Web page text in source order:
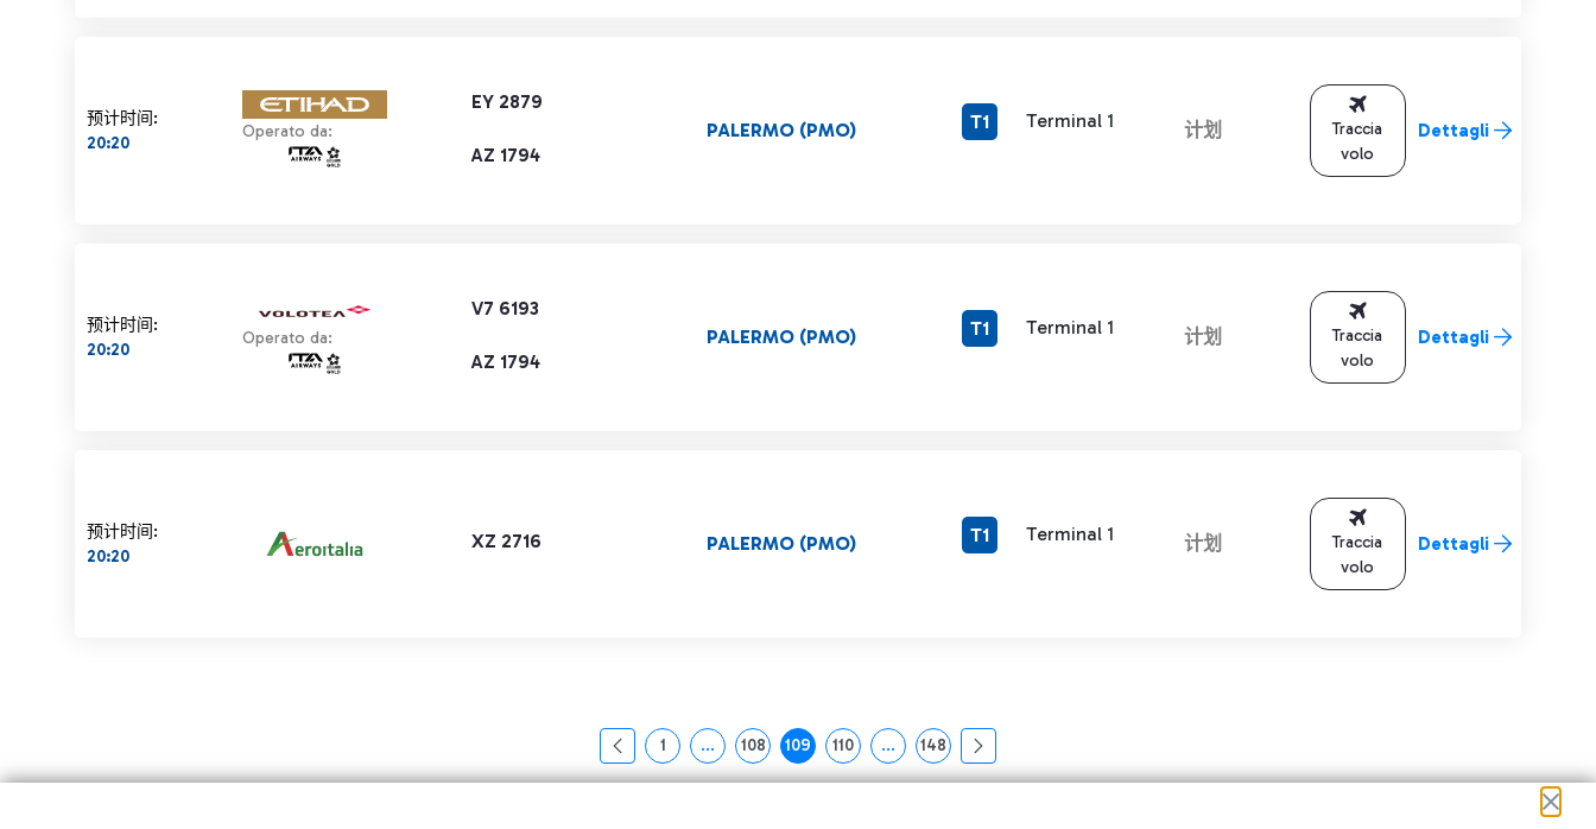
预计时间:
20:20
EY 2879
Operato da:
AZ 1794
PALERMO (PMO) T1 Terminal 1 计划
Traccia
volo
Dettagli
预计时间:
20:20
V7 6193
Operato da:
AZ 1794
PALERMO (PMO) T1 Terminal 1 计划
Traccia
volo
Dettagli
预计时间:
20:20
XZ 2716 PALERMO (PMO) T1 Terminal 1 计划
Traccia
volo
Dettagli
页面
1 ...中间页面 使用 TAB 键进行导航。
页面
108 页面
109 页面
110 ...中间页面 使用 TAB 键进行导航。
页面
148